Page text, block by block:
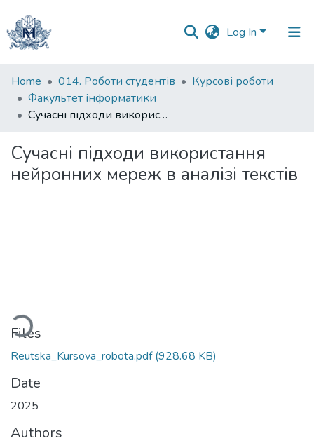
Log In
Communities
&
Collections
Statistics
Home 014. Роботи студентів
Курсові роботи
Факультет інформатики
Сучасні підходи використання нейронних мереж в аналізі текстів
Сучасні підходи використання
нейронних мереж в аналізі текстів
Files
Reutska_Kursova_robota.pdf(928.68 KB)
Date
2025
Authors